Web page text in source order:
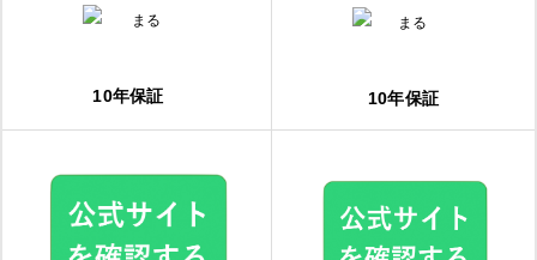
夜間電力の活用でさらにお得
三菱電機
パナソニック
10年保証 10年保証